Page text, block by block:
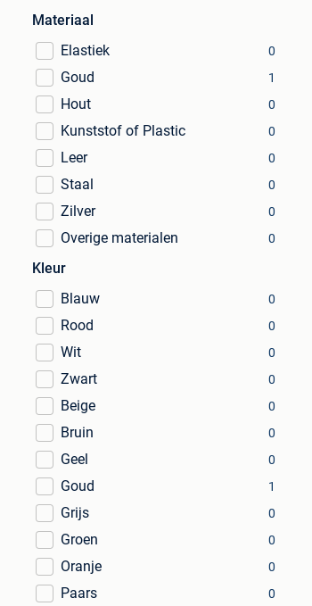
Materiaal
Elastiek
0
Goud 1
Hout 0
Kunststof of Plastic 0
Leer 0
Staal 0
Zilver 0
Overige materialen 0
Kleur
Blauw
0
Rood 0
Wit 0
Zwart 0
Beige 0
Bruin 0
Geel 0
Goud 1
Grijs 0
Groen 0
Oranje 0
Paars 0